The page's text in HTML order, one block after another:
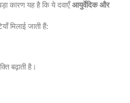
कारण यह है कि ये दवाएँआयुर्वेदिक और
मिलाई जाती हैं:
बढ़ाती है।